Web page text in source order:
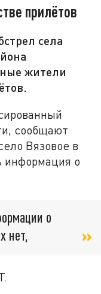
прилётов
села
жители
сообщают
Вязовое в
информация о
о
нет,